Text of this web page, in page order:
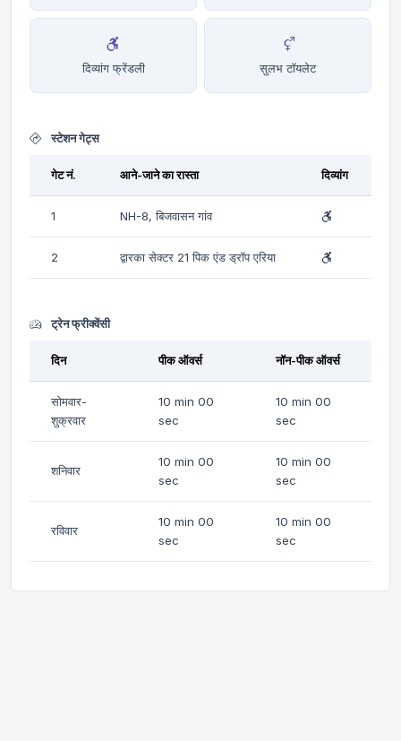
दिव्यांग फ्रेंडली सुलभ टॉयलेट
स्टेशन गेट्स
गेट नं. आने-जाने का रास्ता दिव्यांग
1 NH-8, बिजवासन गांव
2 द्वारका सेक्टर 21 पिक एंड ड्रॉप एरिया
ट्रेन फ्रीक्वेंसी
दिन पीक ऑवर्स नॉन-पीक ऑवर्स
सोमवार-
शुक्रवार
10 min 00
sec
10 min 00
sec
शनिवार
10 min 00
sec
10 min 00
sec
रविवार
10 min 00
sec
10 min 00
sec